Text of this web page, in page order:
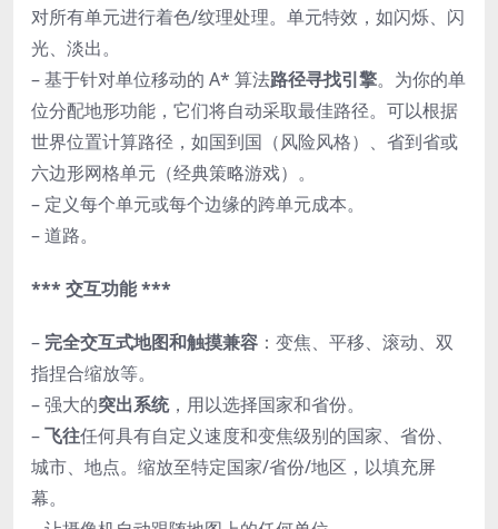
对所有单元进行着色/纹理处理。单元特效，如闪烁、闪
光、淡出。
– 基于针对单位移动的 A* 算法路径寻找引擎。为你的单
位分配地形功能，它们将自动采取最佳路径。可以根据
世界位置计算路径，如国到国（风险风格）、省到省或
六边形网格单元（经典策略游戏）。
– 定义每个单元或每个边缘的跨单元成本。
– 道路。
*** 交互功能 ***
– 完全交互式地图和触摸兼容 ：变焦、平移、滚动、双
指捏合缩放等。
– 强大的突出系统，用以选择国家和省份。
–飞往任何具有自定义速度和变焦级别的国家、省份、
城市、地点。缩放至特定国家/省份/地区，以填充屏
幕。